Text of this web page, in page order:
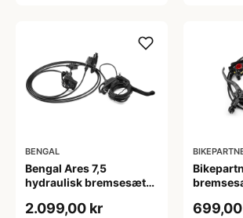
BENGAL
Bengal Ares 7,5
hydraulisk bremsesæt
Cargo cykler
2.099,00 kr
cargo